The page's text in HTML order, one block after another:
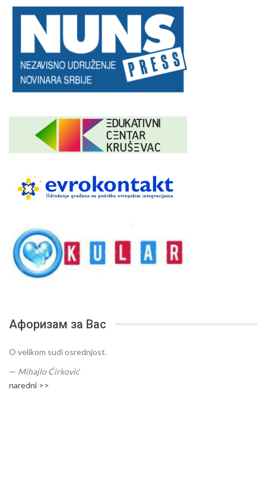
Афоризам за Вас
O velikom sudi osrednjost.
— Mihajlo Ćirković
naredni >>